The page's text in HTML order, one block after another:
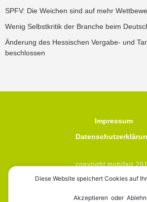
SPFV: Die Weichen sind auf mehr
Wenig Selbstkritik der Branche beim
Änderung des Hessischen Vergabe- und
beschlossen
Impressum
copyright mobifair
Diese Website speichert Cookies auf
Akzeptieren oder